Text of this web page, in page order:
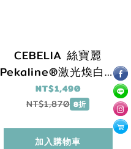
CEBELIA 絲寶麗
Pekaline®激光煥白眼
周精華 10ml
NT$1,490
NT$1,870 8折
加入購物車